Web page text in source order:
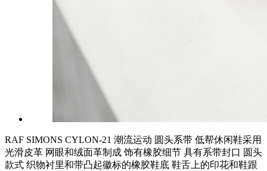
RAF SIMONS CYLON-21 潮流运动 圆头系带 低帮休闲鞋采用
光滑皮革 网眼和绒面革制成 饰有橡胶细节 具有系带封口 圆头
款式 织物衬里和带凸起徽标的橡胶鞋底 鞋舌上的印花和鞋跟